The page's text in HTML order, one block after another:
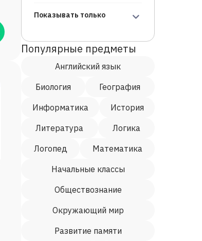
Показывать только
Популярные предметы
Английский язык
Биология
География
Информатика
История
Литература
Логика
Логопед
Математика
Начальные классы
Обществознание
Окружающий мир
Развитие памяти